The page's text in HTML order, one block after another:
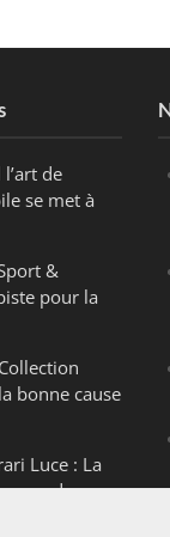
de
se met à
&
pour la
bonne cause
Luce : La
de